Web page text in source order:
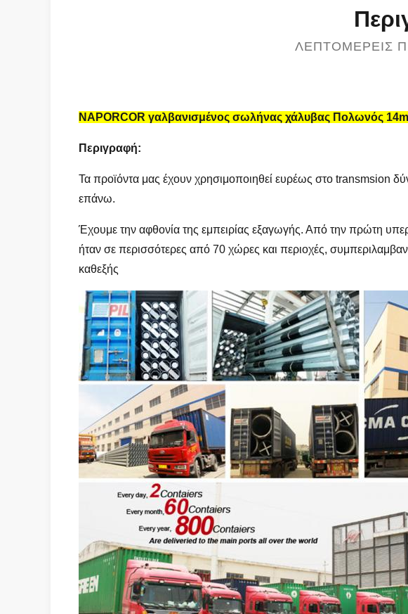
ΛΕΠΤΟΜΕΡΕΊΣ
NAPORCOR γαλβανισμένος σωλήνας χάλυβας Πολωνός
Περιγραφή:
Τα προϊόντα μας έχουν χρησιμοποιηθεί ευρέως στο transmsion
επάνω.
Έχουμε την αφθονία της εμπειρίας εξαγωγής. Από την πρώτη
ήταν σε περισσότερες από 70 χώρες και περιοχές,
καθεξής